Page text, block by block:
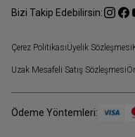
Bizi Takip Edebilirsin:
Çerez PolitikasıÜyelik Sözleşmesi
Uzak Mesafeli Satış Sözleşmesi
Ödeme Yöntemleri: